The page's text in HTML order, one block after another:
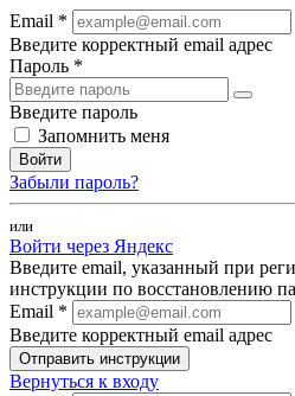
Email *
Введите корректный email адрес
Пароль *
Введите пароль
Запомнить меня
Войти
Забыли пароль?
или
Войти через Яндекс
Введите email, указанный при
инструкции по восстановлению
Email *
Введите корректный email адрес
Отправить инструкции
Вернуться к входу